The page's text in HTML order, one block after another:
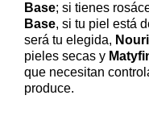
Base; si tienes
Base, si tu piel está
será tu elegida,
pieles secas y
que necesitan
produce.